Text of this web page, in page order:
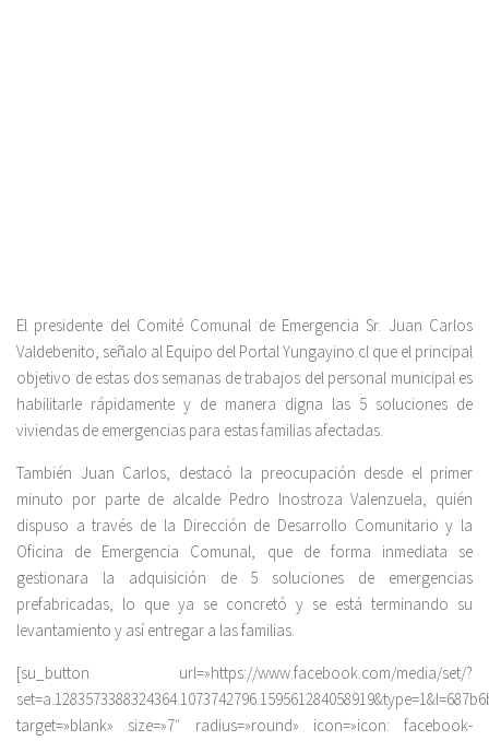
El presidente del Comité Comunal de Emergencia Sr. Juan Carlos
Valdebenito, señalo al Equipo del Portal Yungayino.cl que el principal
objetivo de estas dos semanas de trabajos del personal municipal es
habilitarle rápidamente y de manera digna las 5 soluciones de
viviendas de emergencias para estas familias afectadas.
También Juan Carlos, destacó la preocupación desde el primer
minuto por parte de alcalde Pedro Inostroza Valenzuela, quién
dispuso a través de la Dirección de Desarrollo Comunitario y la
Oficina de Emergencia Comunal, que de forma inmediata se
gestionara la adquisición de 5 soluciones de emergencias
prefabricadas, lo que ya se concretó y se está terminando su
levantamiento y así entregar a las familias.
[su_button url=»https://www.facebook.com/media/set/?
target=»blank» size=»7″ radius=»round» icon=»icon: facebook-